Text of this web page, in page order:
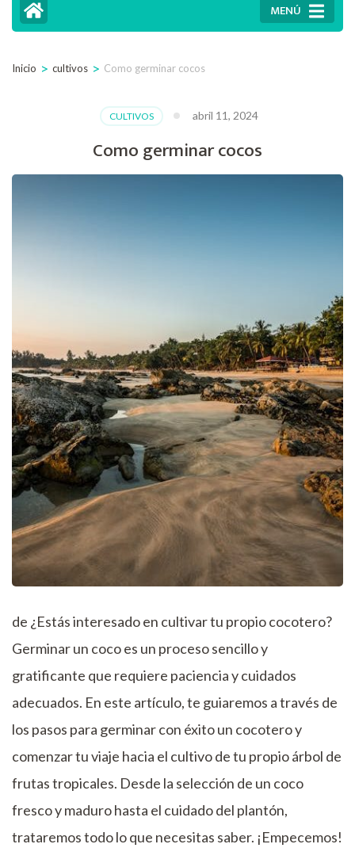
MENÚ
Inicio > cultivos > Como germinar cocos
CULTIVOS abril 11, 2024
Como germinar cocos
de ¿Estás interesado en cultivar tu propio cocotero?
Germinar un coco es un proceso sencillo y
gratificante que requiere paciencia y cuidados
adecuados. En este artículo, te guiaremos a través de
los pasos para germinar con éxito un cocotero y
comenzar tu viaje hacia el cultivo de tu propio árbol de
frutas tropicales. Desde la selección de un coco
fresco y maduro hasta el cuidado del plantón,
trataremos todo lo que necesitas saber. ¡Empecemos!